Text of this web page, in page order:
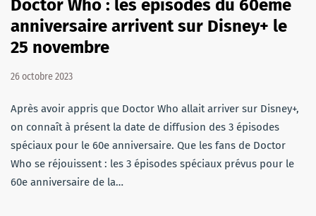
Doctor Who : les épisodes du 60ème
anniversaire arrivent sur Disney+ le
25 novembre
26 octobre 2023
Après avoir appris que Doctor Who allait arriver sur Disney+,
on connaît à présent la date de diffusion des 3 épisodes
spéciaux pour le 60e anniversaire. Que les fans de Doctor
Who se réjouissent : les 3 épisodes spéciaux prévus pour le
60e anniversaire de la…